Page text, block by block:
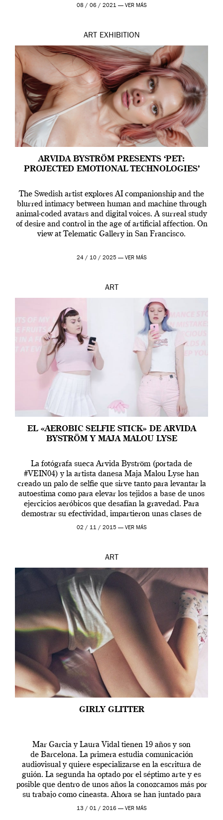
Madrid y la Wellcome […]
08 / 06 / 2021 — VER MÁS
ART EXHIBITION
ARVIDA BYSTRÖM PRESENTS ‘PET:
PROJECTED EMOTIONAL TECHNOLOGIES’
The Swedish artist explores AI companionship and the
blurred intimacy between human and machine through
animal-coded avatars and digital voices. A surreal study
of desire and control in the age of artificial affection. On
view at Telematic Gallery in San Francisco.
24 / 10 / 2025 — VER MÁS
ART
EL «AEROBIC SELFIE STICK» DE ARVIDA
BYSTRÖM Y MAJA MALOU LYSE
La fotógrafa sueca Arvida Byström (portada de
#VEIN04) y la artista danesa Maja Malou Lyse han
creado un palo de selfie que sirve tanto para levantar la
autoestima como para elevar los tejidos a base de unos
ejercicios aeróbicos que desafían la gravedad. Para
demostrar su efectividad, impartieron unas clases de
prueba en el Tate […]
02 / 11 / 2015 — VER MÁS
ART
GIRLY GLITTER
Mar Garcia y Laura Vidal tienen 19 años y son
de Barcelona. La primera estudia comunicación
audiovisual y quiere especializarse en la escritura de
guión. La segunda ha optado por el séptimo arte y es
posible que dentro de unos años la conozcamos más por
su trabajo como cineasta. Ahora se han juntado para
contarnos una […]
13 / 01 / 2016 — VER MÁS